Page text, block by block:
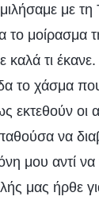
με τη
το μοίρασμα
καλά τι
το χάσμα
εκτεθούν οι
να
μου αντί
μας ήρθε